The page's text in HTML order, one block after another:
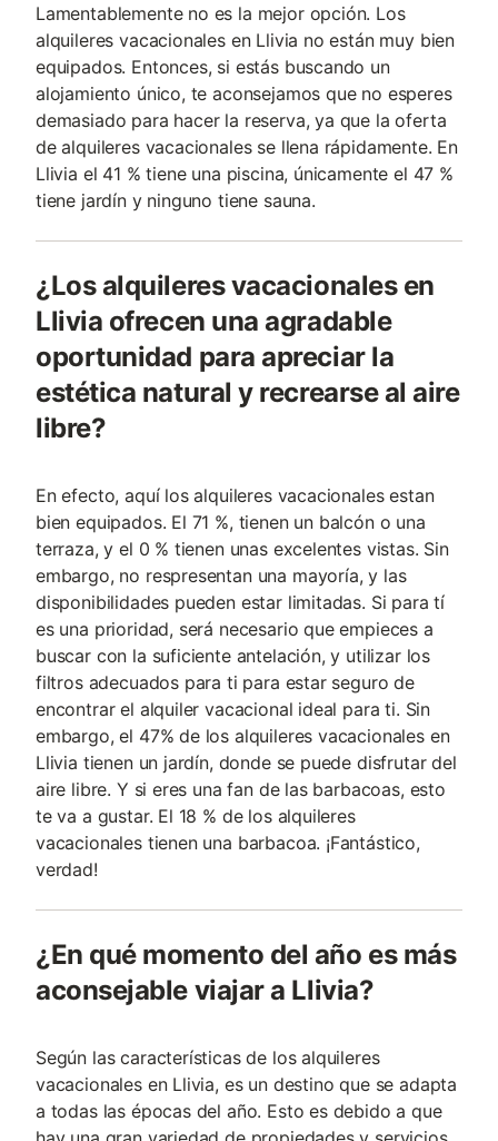
Lamentablemente no es la mejor opción. Los
alquileres vacacionales en Llivia no están muy bien
equipados. Entonces, si estás buscando un
alojamiento único, te aconsejamos que no esperes
demasiado para hacer la reserva, ya que la oferta
de alquileres vacacionales se llena rápidamente. En
Llivia el 41 % tiene una piscina, únicamente el 47 %
tiene jardín y ninguno tiene sauna.
¿Los alquileres vacacionales en
Llivia ofrecen una agradable
oportunidad para apreciar la
estética natural y recrearse al aire
libre?
En efecto, aquí los alquileres vacacionales estan
bien equipados. El 71 %, tienen un balcón o una
terraza, y el 0 % tienen unas excelentes vistas. Sin
embargo, no respresentan una mayoría, y las
disponibilidades pueden estar limitadas. Si para tí
es una prioridad, será necesario que empieces a
buscar con la suficiente antelación, y utilizar los
filtros adecuados para ti para estar seguro de
encontrar el alquiler vacacional ideal para ti. Sin
embargo, el 47% de los alquileres vacacionales en
Llivia tienen un jardín, donde se puede disfrutar del
aire libre. Y si eres una fan de las barbacoas, esto
te va a gustar. El 18 % de los alquileres
vacacionales tienen una barbacoa. ¡Fantástico,
verdad!
¿En qué momento del año es más
aconsejable viajar a Llivia?
Según las características de los alquileres
vacacionales en Llivia, es un destino que se adapta
a todas las épocas del año. Esto es debido a que